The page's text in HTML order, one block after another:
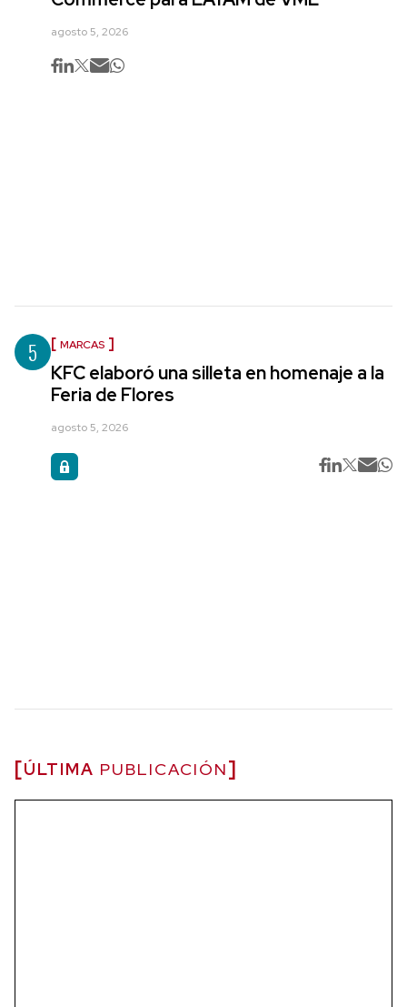
agosto 5, 2026
5 MARCAS
KFC elaboró una silleta en homenaje a la
Feria de Flores
agosto 5, 2026
ÚLTIMA PUBLICACIÓN